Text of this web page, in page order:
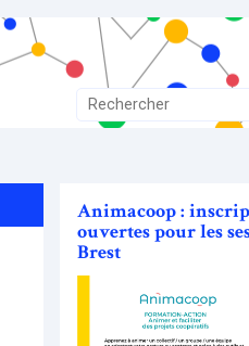
Animacoop :
ouvertes pour les
Brest